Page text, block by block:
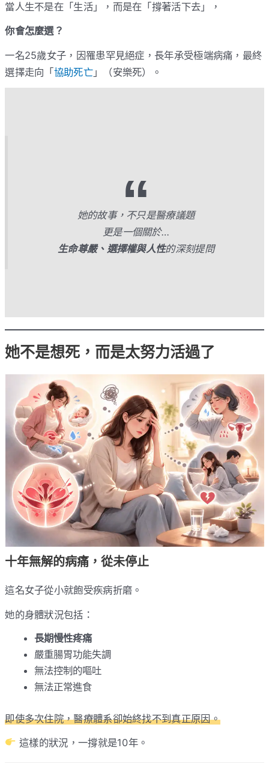
當人生不是在「生活」，而是在「撐著活下去」，
你會怎麼選？
一名25歲女子，因罹患罕見絕症，長年承受極端病痛，最終
選擇走向「協助死亡」（安樂死）。
她的故事，不只是醫療議題
更是一個關於…
生命尊嚴、選擇權與人性的深刻提問
她不是想死，而是太努力活過了
十年無解的病痛，從未停止
這名女子從小就飽受疾病折磨。
她的身體狀況包括：
長期慢性疼痛
嚴重腸胃功能失調
無法控制的嘔吐
無法正常進食
即使多次住院，醫療體系卻始終找不到真正原因。
這樣的狀況，一撐就是10年。